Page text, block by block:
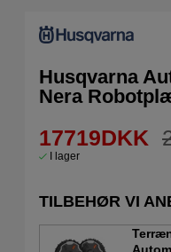
Husqvarna
Nera
17719DKK
I lager
TILBEHØR VI